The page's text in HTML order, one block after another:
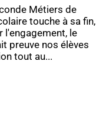
Métiers de
touche à sa fin,
l'engagement, le
preuve nos élèves
tout au...